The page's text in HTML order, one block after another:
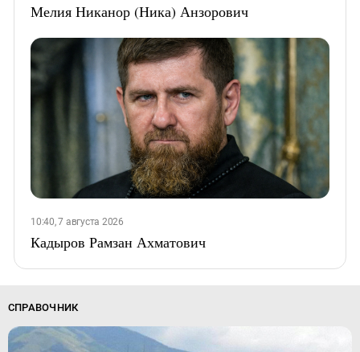
Мелия Никанор (Ника) Анзорович
10:40, 7 августа 2026
Кадыров Рамзан Ахматович
СПРАВОЧНИК